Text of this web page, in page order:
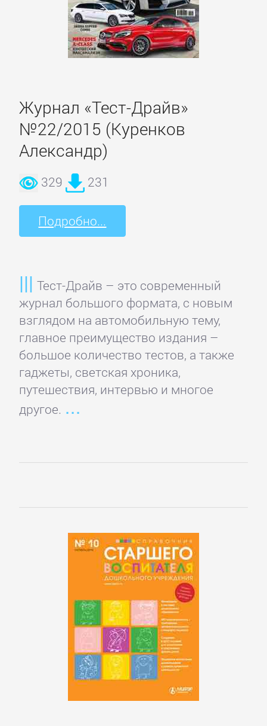
Журнал «Тест-Драйв»
№22/2015 (Куренков
Александр)
329 231
Подробно...
Тест-Драйв – это современный
журнал большого формата, с новым
взглядом на автомобильную тему,
главное преимущество издания –
большое количество тестов, а также
гаджеты, светская хроника,
путешествия, интервью и многое
другое.
популярно
Отраслевые
Поиск
работы,
карьера
Управление,
персонала
бумаги,
инвестиции
Экономика
БОЕВИКИ
Боевая
Боевики:
ДЕТЕКТИВЫ
Зарубежные
детективы